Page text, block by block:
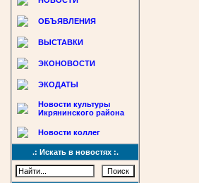
ОБЪЯВЛЕНИЯ
ВЫСТАВКИ
ЭКОНОВОСТИ
ЭКОДАТЫ
Новости культуры
Икрянинского района
Новости коллег
.: Искать в новостях :.